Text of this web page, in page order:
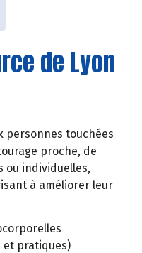
de Lyon
personnes touchées
proche, de
ou individuelles,
à améliorer leur
pratiques)